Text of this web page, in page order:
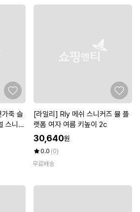
죽 슬
스니커
[라일리] Rly 메쉬 스니커즈 뮬 플
랫폼 여자 여름 키높이 2c
30,640원
0.0 (0)
무료배송